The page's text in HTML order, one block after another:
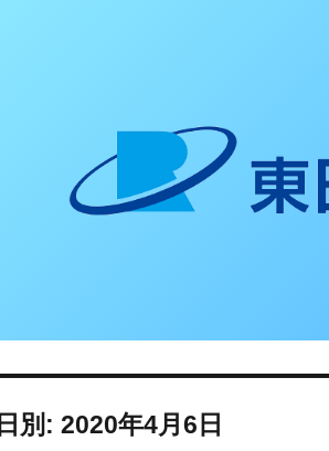
日別: 2020年4月6日